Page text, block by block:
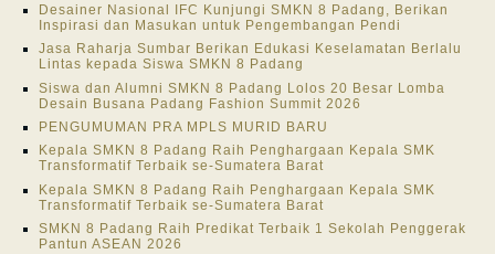
Desainer Nasional IFC Kunjungi SMKN 8 Padang, Berikan
Inspirasi dan Masukan untuk Pengembangan Pendi
Jasa Raharja Sumbar Berikan Edukasi Keselamatan Berlalu
Lintas kepada Siswa SMKN 8 Padang
Siswa dan Alumni SMKN 8 Padang Lolos 20 Besar Lomba
Desain Busana Padang Fashion Summit 2026
PENGUMUMAN PRA MPLS MURID BARU
Kepala SMKN 8 Padang Raih Penghargaan Kepala SMK
Transformatif Terbaik se-Sumatera Barat
Kepala SMKN 8 Padang Raih Penghargaan Kepala SMK
Transformatif Terbaik se-Sumatera Barat
SMKN 8 Padang Raih Predikat Terbaik 1 Sekolah Penggerak
Pantun ASEAN 2026